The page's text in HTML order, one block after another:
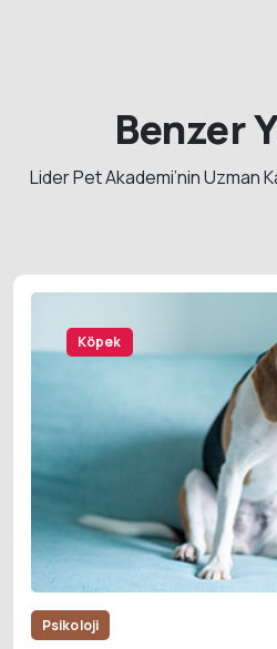
Benzer
Lider Pet Akademi’nin Uzman
Köpek
Psikoloji